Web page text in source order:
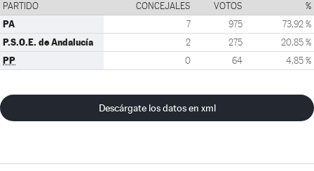
PARTIDO CONCEJALES VOTOS %
PA 7 975 73,92 %
P.S.O.E. de Andalucía 2 275 20,85 %
PP 0 64 4,85 %
Descárgate los datos en xml